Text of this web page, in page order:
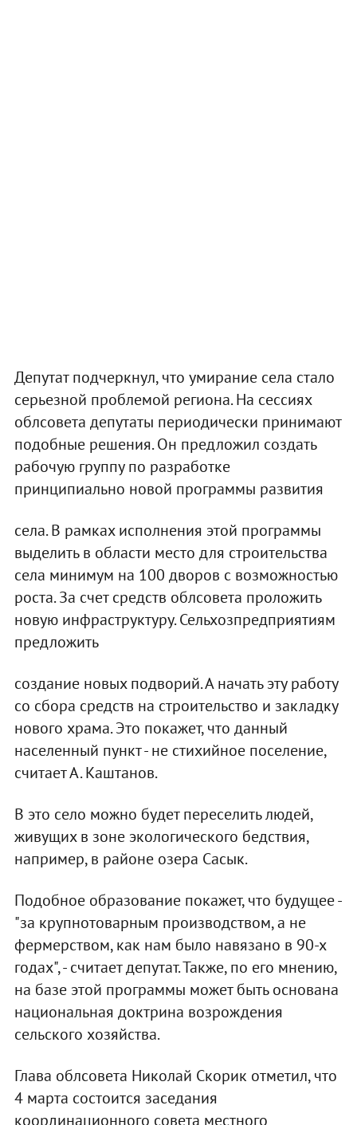
Депутат подчеркнул, что умирание села стало
серьезной проблемой региона. На сессиях
облсовета депутаты периодически принимают
подобные решения. Он предложил создать
рабочую группу по разработке
принципиально новой программы развития
села. В рамках исполнения этой программы
выделить в области место для строительства
села минимум на 100 дворов с возможностью
роста. За счет средств облсовета проложить
новую инфраструктуру. Сельхозпредприятиям
предложить
создание новых подворий. А начать эту работу
со сбора средств на строительство и закладку
нового храма. Это покажет, что данный
населенный пункт - не стихийное поселение,
считает А. Каштанов.
В это село можно будет переселить людей,
живущих в зоне экологического бедствия,
например, в районе озера Сасык.
Подобное образование покажет, что будущее -
"за крупнотоварным производством, а не
фермерством, как нам было навязано в 90-х
годах", - считает депутат. Также, по его мнению,
на базе этой программы может быть основана
национальная доктрина возрождения
сельского хозяйства.
Глава облсовета Николай Скорик отметил, что
4 марта состоится заседания
координационного совета местного